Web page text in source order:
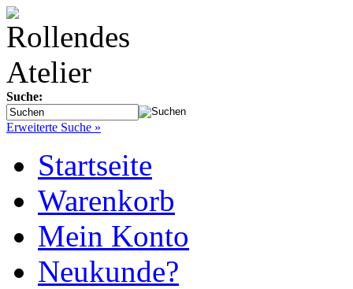
Suche:
Erweiterte Suche »
Startseite
Warenkorb
Mein Konto
Neukunde?